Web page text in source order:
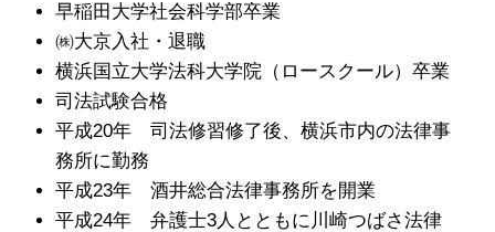
早稲田大学社会科学部卒業
㈱大京入社・退職
横浜国立大学法科大学院（ロースクール）卒業
司法試験合格
平成20年 司法修習修了後、横浜市内の法律事
務所に勤務
平成23年 酒井総合法律事務所を開業
平成24年 弁護士3人とともに川崎つばさ法律